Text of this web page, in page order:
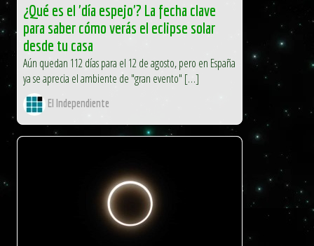
¿Qué es el 'día espejo'? La fecha clave
para saber cómo verás el eclipse solar
desde tu casa
Aún quedan 112 días para el 12 de agosto, pero en España
ya se aprecia el ambiente de "gran evento" […]
El Independiente